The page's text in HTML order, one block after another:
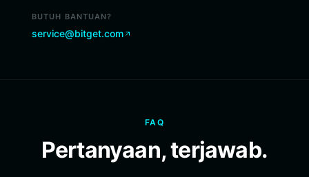
BUTUH BANTUAN?
service@bitget.com
FAQ
Pertanyaan, terjawab.